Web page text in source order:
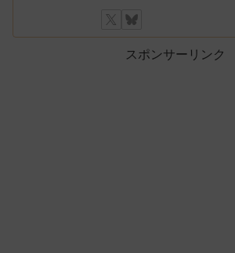
スポンサーリンク